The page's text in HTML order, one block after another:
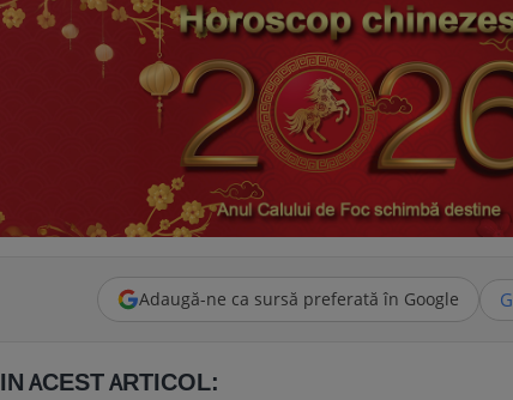
Adaugă-ne ca sursă preferată în Google G
IN ACEST ARTICOL: